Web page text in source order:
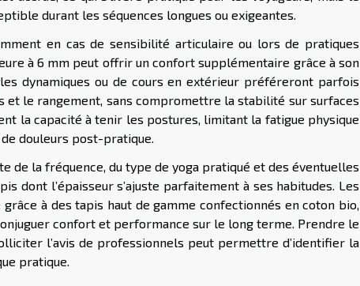
durant les séquences longues ou exigeantes.
en cas de sensibilité articulaire ou lors de pratiques
à 6 mm peut offrir un confort supplémentaire grâce à son
dynamiques ou de cours en extérieur préféreront parfois
le rangement, sans compromettre la stabilité sur surfaces
la capacité à tenir les postures, limitant la fatigue physique
douleurs post-pratique.
de la fréquence, du type de yoga pratiqué et des éventuelles
dont l’épaisseur s’ajuste parfaitement à ses habitudes. Les
à des tapis haut de gamme confectionnés en coton bio,
confort et performance sur le long terme. Prendre le
l’avis de professionnels peut permettre d’identifier la
pratique.